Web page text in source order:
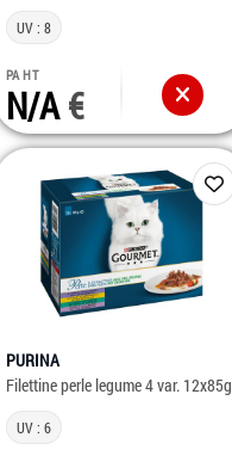
UV : 8
PA HT
N/A
PURINA
Filettine perle legume 4 var. 12x85g
UV : 6